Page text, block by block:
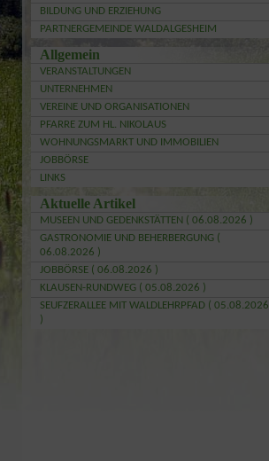
BILDUNG UND ERZIEHUNG
PARTNERGEMEINDE WALDALGESHEIM
Allgemein
VERANSTALTUNGEN
UNTERNEHMEN
VEREINE UND ORGANISATIONEN
PFARRE ZUM HL. NIKOLAUS
WOHNUNGSMARKT UND IMMOBILIEN
JOBBÖRSE
LINKS
Aktuelle Artikel
MUSEEN UND GEDENKSTÄTTEN ( 06.08.2026 )
GASTRONOMIE UND BEHERBERGUNG (
06.08.2026 )
JOBBÖRSE ( 06.08.2026 )
KLAUSEN-RUNDWEG ( 05.08.2026 )
SEUFZERALLEE MIT WALDLEHRPFAD ( 05.08.2026
)